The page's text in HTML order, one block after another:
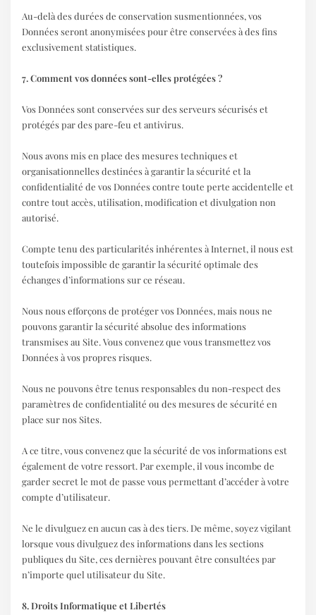
Au-delà des durées de conservation susmentionnées, vos
Données seront anonymisées pour être conservées à des fins
exclusivement statistiques.
7. Comment vos données sont-elles protégées ?
Vos Données sont conservées sur des serveurs sécurisés et
protégés par des pare-feu et antivirus.
Nous avons mis en place des mesures techniques et
organisationnelles destinées à garantir la sécurité et la
confidentialité de vos Données contre toute perte accidentelle et
contre tout accès, utilisation, modification et divulgation non
autorisé.
Compte tenu des particularités inhérentes à Internet, il nous est
toutefois impossible de garantir la sécurité optimale des
échanges d’informations sur ce réseau.
Nous nous efforçons de protéger vos Données, mais nous ne
pouvons garantir la sécurité absolue des informations
transmises au Site. Vous convenez que vous transmettez vos
Données à vos propres risques.
Nous ne pouvons être tenus responsables du non-respect des
paramètres de confidentialité ou des mesures de sécurité en
place sur nos Sites.
A ce titre, vous convenez que la sécurité de vos informations est
également de votre ressort. Par exemple, il vous incombe de
garder secret le mot de passe vous permettant d’accéder à votre
compte d’utilisateur.
Ne le divulguez en aucun cas à des tiers. De même, soyez vigilant
lorsque vous divulguez des informations dans les sections
publiques du Site, ces dernières pouvant être consultées par
n’importe quel utilisateur du Site.
8. Droits Informatique et Libertés